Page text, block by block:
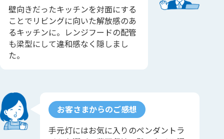
壁向きだったキッチンを対面にする
ことでリビングに向いた解放感のあ
るキッチンに。レンジフードの配管
も梁型にして違和感なく隠しまし
た。
お客さまからのご感想
手元灯にはお気に入りのペンダントラ